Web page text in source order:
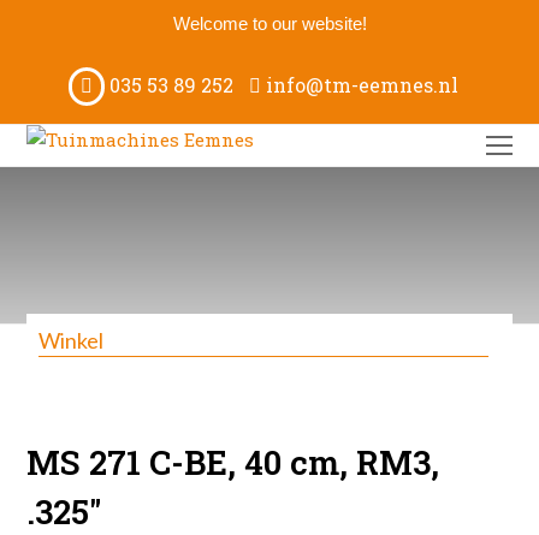
Welcome to our website!
035 53 89 252 info@tm-eemnes.nl
Winkel
MS 271 C-BE, 40 cm, RM3,
.325″